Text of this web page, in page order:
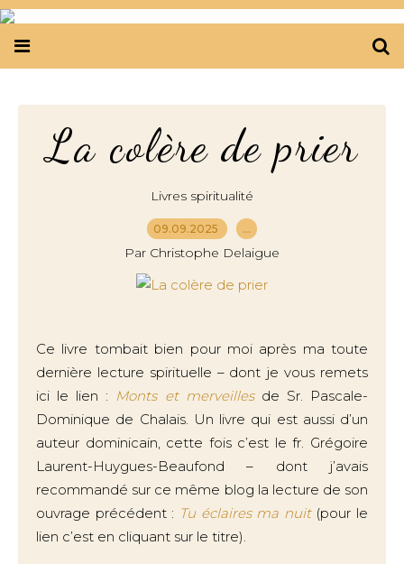
La colère de prier
Livres spiritualité
09.09.2025 …
Par Christophe Delaigue
Ce livre tombait bien pour moi après ma toute
dernière lecture spirituelle – dont je vous remets
ici le lien : Monts et merveillesde Sr. Pascale-
Dominique de Chalais. Un livre qui est aussi d’un
auteur dominicain, cette fois c’est le fr. Grégoire
Laurent-Huygues-Beaufond – dont j’avais
recommandé sur ce même blog la lecture de son
ouvrage précédent : Tu éclaires ma nuit (pour le
lien c’est en cliquant sur le titre).